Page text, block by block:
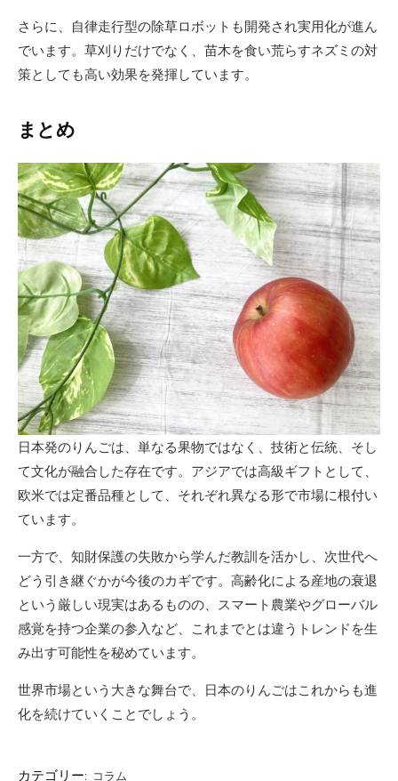
さらに、自律走行型の除草ロボットも開発され実用化が進ん
でいます。草刈りだけでなく、苗木を食い荒らすネズミの対
策としても高い効果を発揮しています。
まとめ
日本発のりんごは、単なる果物ではなく、技術と伝統、そし
て文化が融合した存在です。アジアでは高級ギフトとして、
欧米では定番品種として、それぞれ異なる形で市場に根付い
ています。
一方で、知財保護の失敗から学んだ教訓を活かし、次世代へ
どう引き継ぐかが今後のカギです。高齢化による産地の衰退
という厳しい現実はあるものの、スマート農業やグローバル
感覚を持つ企業の参入など、これまでとは違うトレンドを生
み出す可能性を秘めています。
世界市場という大きな舞台で、日本のりんごはこれからも進
化を続けていくことでしょう。
カテゴリー: コラム